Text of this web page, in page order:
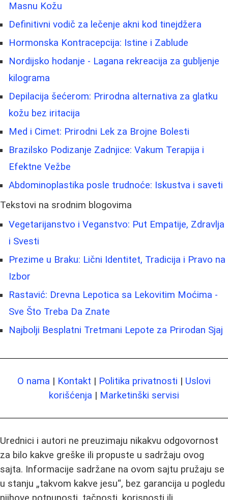
Masnu Kožu
Definitivni vodič za lečenje akni kod tinejdžera
Hormonska Kontracepcija: Istine i Zablude
Nordijsko hodanje - Lagana rekreacija za gubljenje
kilograma
Depilacija šećerom: Prirodna alternativa za glatku
kožu bez iritacija
Med i Cimet: Prirodni Lek za Brojne Bolesti
Brazilsko Podizanje Zadnjice: Vakum Terapija i
Efektne Vežbe
Abdominoplastika posle trudnoće: Iskustva i saveti
Tekstovi na srodnim blogovima
Vegetarijanstvo i Veganstvo: Put Empatije, Zdravlja
i Svesti
Prezime u Braku: Lični Identitet, Tradicija i Pravo na
Izbor
Rastavić: Drevna Lepotica sa Lekovitim Moćima -
Sve Što Treba Da Znate
Najbolji Besplatni Tretmani Lepote za Prirodan Sjaj
O nama | Kontakt | Politika privatnosti | Uslovi
korišćenja | Marketinški servisi
Urednici i autori ne preuzimaju nikakvu odgovornost
za bilo kakve greške ili propuste u sadržaju ovog
sajta. Informacije sadržane na ovom sajtu pružaju se
u stanju „takvom kakve jesu“, bez garancija u pogledu